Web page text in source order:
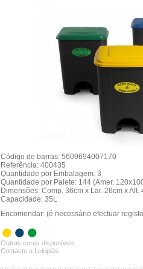
Código de barras: 5609694007170
Referência: 400435
Quantidade por Embalagem: 3
Quantidade por Palete: 144 (Amer.
Dimensões: Comp. 36cm x Lar. 26cm x Alt.
Capacidade: 35L
Encomendar: (é necessário efectuar
Outras cores disponíveis.
Contacte a Leiriplás.